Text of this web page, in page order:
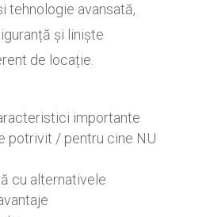
tehnologie avansată,
și liniște
de locație.
importante
potrivit / pentru cine NU
cu alternativele